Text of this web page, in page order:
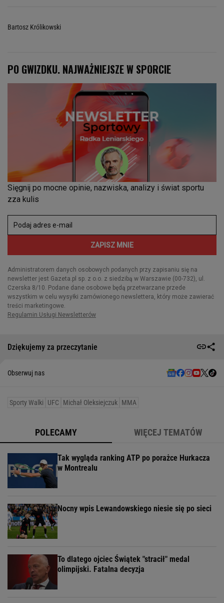
Bartosz Królikowski
Dziękujemy za przeczytanie
Obserwuj nas
Sporty Walki UFC Michał Oleksiejczuk MMA
POLECAMY WIĘCEJ TEMATÓW
Tak wygląda ranking ATP po porażce Hurkacza
w Montrealu
Nocny wpis Lewandowskiego niesie się po sieci
To dlatego ojciec Świątek "stracił" medal
olimpijski. Fatalna decyzja